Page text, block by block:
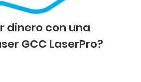
dinero con una
GCC LaserPro?